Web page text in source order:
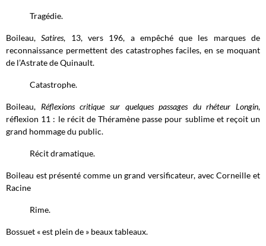
Tragédie.
Boileau,Satires, 13, vers 196, a empêché que les marques de
reconnaissance permettent des catastrophes faciles, en se moquant
de l’Astrate de Quinault.
Catastrophe.
Boileau, Réflexions critique sur quelques passages du rhéteur Longin,
réflexion 11 : le récit de Théramène passe pour sublime et reçoit un
grand hommage du public.
Récit dramatique.
Boileau est présenté comme un grand versificateur, avec Corneille et
Racine
Rime.
Bossuet « est plein de » beaux tableaux.